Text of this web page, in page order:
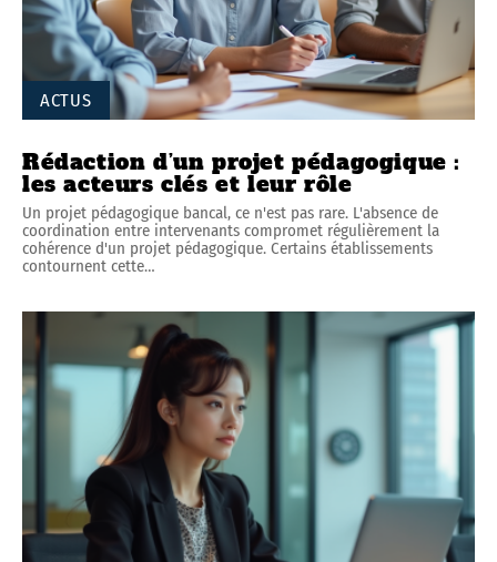
ACTUS
Rédaction d’un projet pédagogique :
les acteurs clés et leur rôle
Un projet pédagogique bancal, ce n'est pas rare. L'absence de
coordination entre intervenants compromet régulièrement la
cohérence d'un projet pédagogique. Certains établissements
contournent cette…